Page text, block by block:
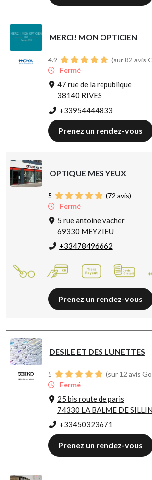
MERCI! MON OPTICIEN
4.9
(sur 82 avis
Fermé
47 rue de la republique
38140 RIVES
+33954444833
Prenez un rendez-vous
OPTIQUE MES YEUX
5 (72 avis)
Fermé
5 rue antoine vacher
69330 MEYZIEU
+33478496662
Prenez un rendez-vous
DESILE ET DES LUNETTES
5
(sur 12 avis
Fermé
25 bis route de paris
74330 LA BALME DE
+33450323671
Prenez un rendez-vous